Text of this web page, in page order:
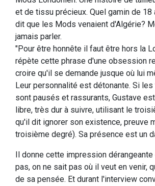
et de tissu précieux. Quel gamin de 18
dit que les Mods venaient d'Algérie?
jamais parler.
"Pour être honnête il faut être hors la
répète cette phrase d'une obsession
croire qu'il se demande jusque où lui
Leur personnalité est détonante. Si
sont pausés et rassurants, Gustave
libre, très dur à suivre, utilisant le
qu'il dit ignorer son existence, preuve
troisième degré). Sa présence est un
Il donne cette impression
pas, on ne sait pas où il veut en venir,
de sa pensée. Et durant l'interview